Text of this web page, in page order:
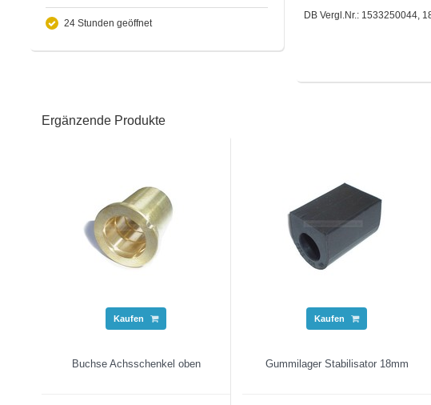
24 Stunden geöffnet
DB Vergl.Nr.: 1533250044,
Ergänzende Produkte
Kaufen
Buchse Achsschenkel oben
Kaufen
Gummilager Stabilisator 18mm